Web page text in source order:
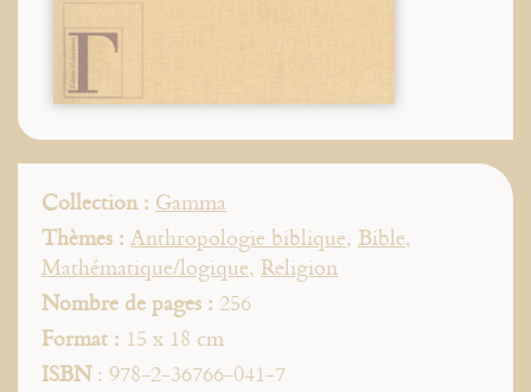
Collection : Gamma
Thèmes : Anthropologie biblique, Bible,
Mathématique/logique, Religion
Nombre de pages : 256
Format : 15 x 18 cm
ISBN: 978-2-36766-041-7